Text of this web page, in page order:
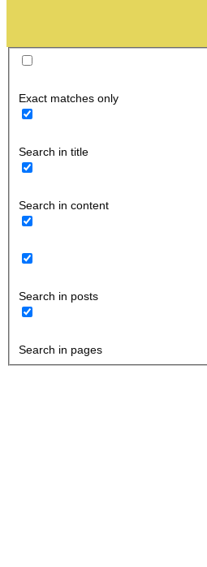
Exact matches only
Search in title
Search in content
Search in posts
Search in pages